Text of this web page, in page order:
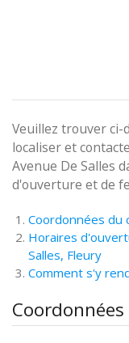
Veuillez trouver
localiser et
Avenue De Salles
d'ouverture et de
Coordonnées du
Horaires
Salles, Fleury
Comment s'y